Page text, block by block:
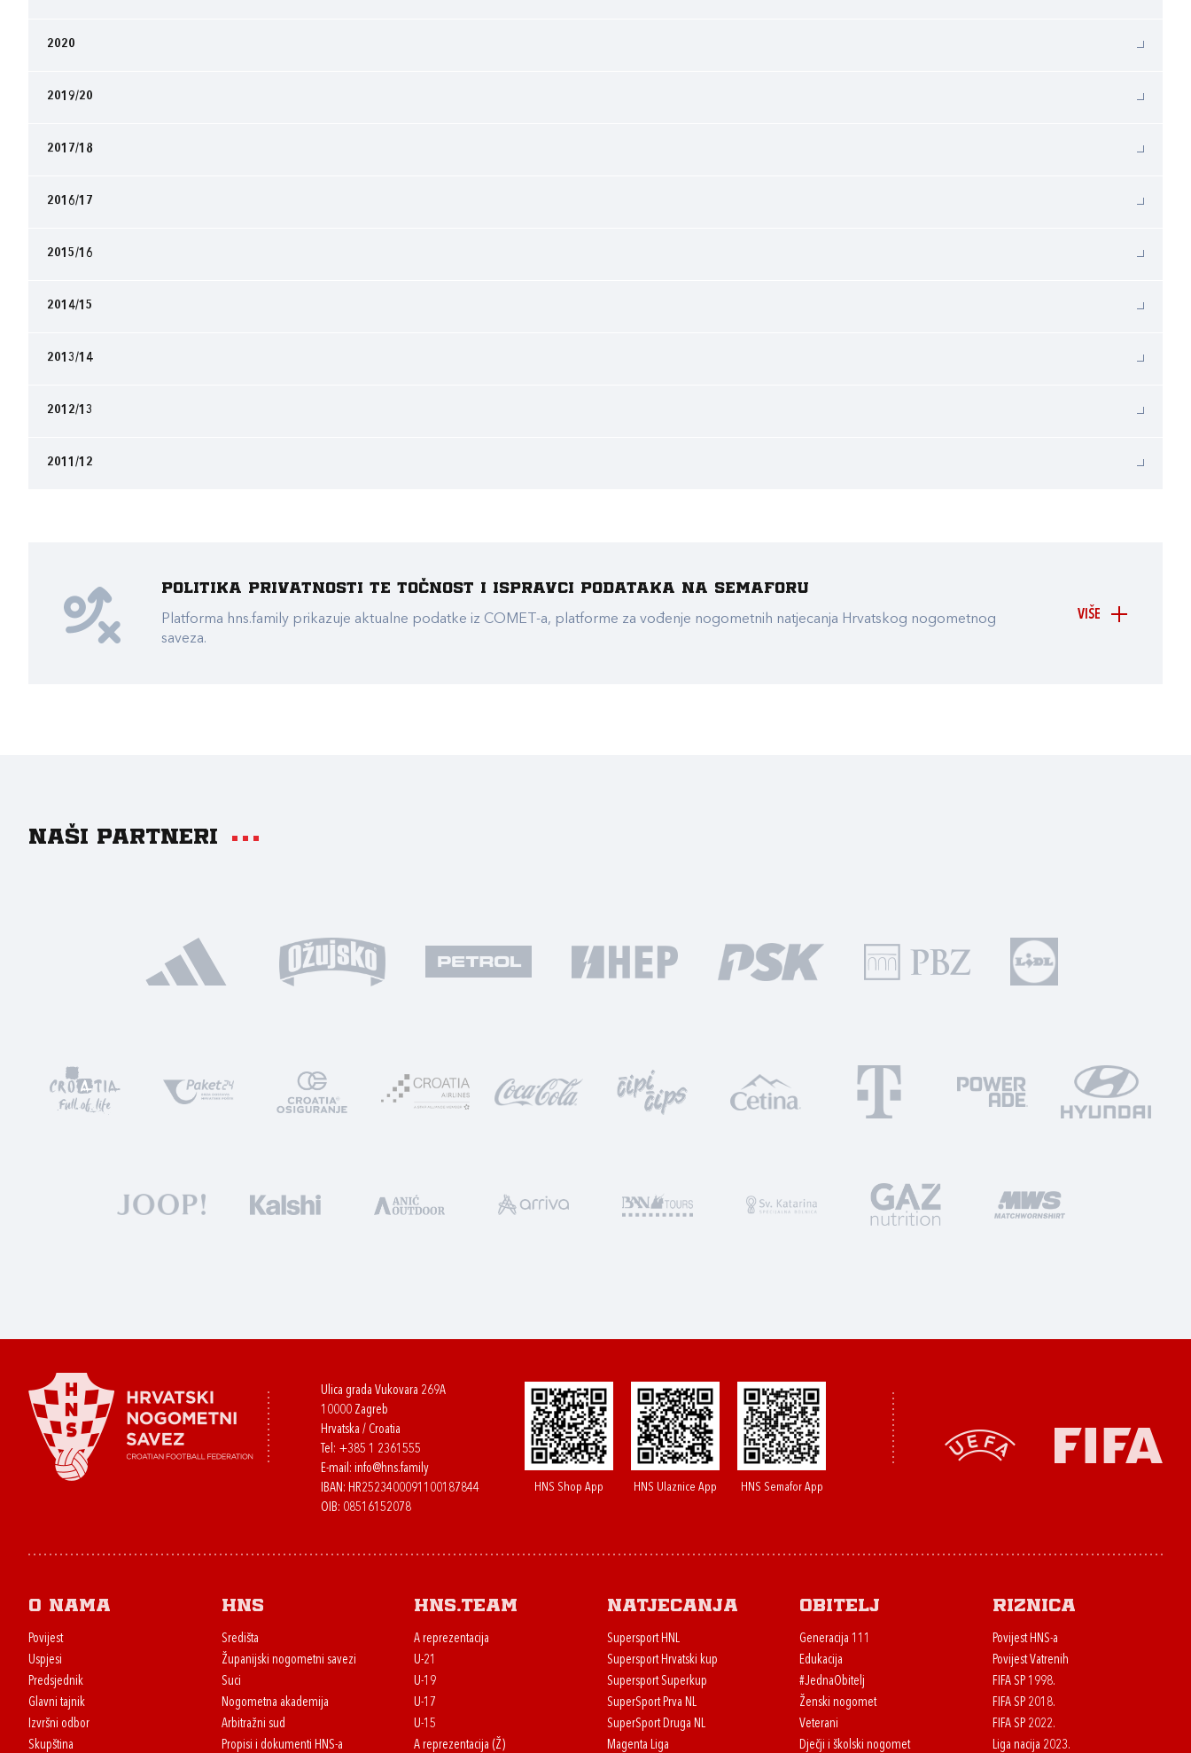
2020
2019/20
2017/18
2016/17
2015/16
2014/15
2013/14
2012/13
2011/12
VIŠE
Politika privatnosti te točnost i ispravci podataka na Semaforu
Platforma hns.family prikazuje aktualne podatke iz COMET-a, platforme za vođenje nogometnih natjecanja Hrvatskog nogometnog
saveza.
Naši partneri
Ulica grada Vukovara 269A
10000 Zagreb
Hrvatska / Croatia
Tel: +385 1 2361555
E-mail: info@hns.family
IBAN: HR2523400091100187844
OIB: 08516152078
HNS Shop App HNS Ulaznice App HNS Semafor App
O nama
Povijest
Uspjesi
Predsjednik
Glavni tajnik
Izvršni odbor
Skupština
HNS
Središta
Županijski nogometni savezi
Suci
Nogometna akademija
Arbitražni sud
Propisi i dokumenti HNS-a
HNS.team
A reprezentacija
U-21
U-19
U-17
U-15
A reprezentacija (Ž)
Natjecanja
Supersport HNL
Supersport Hrvatski kup
Supersport Superkup
SuperSport Prva NL
SuperSport Druga NL
Magenta Liga
Obitelj
Generacija 111
Edukacija
#JednaObitelj
Ženski nogomet
Veterani
Dječji i školski nogomet
Riznica
Povijest HNS-a
Povijest Vatrenih
FIFA SP 1998.
FIFA SP 2018.
FIFA SP 2022.
Liga nacija 2023.